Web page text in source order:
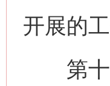
开展的
第十